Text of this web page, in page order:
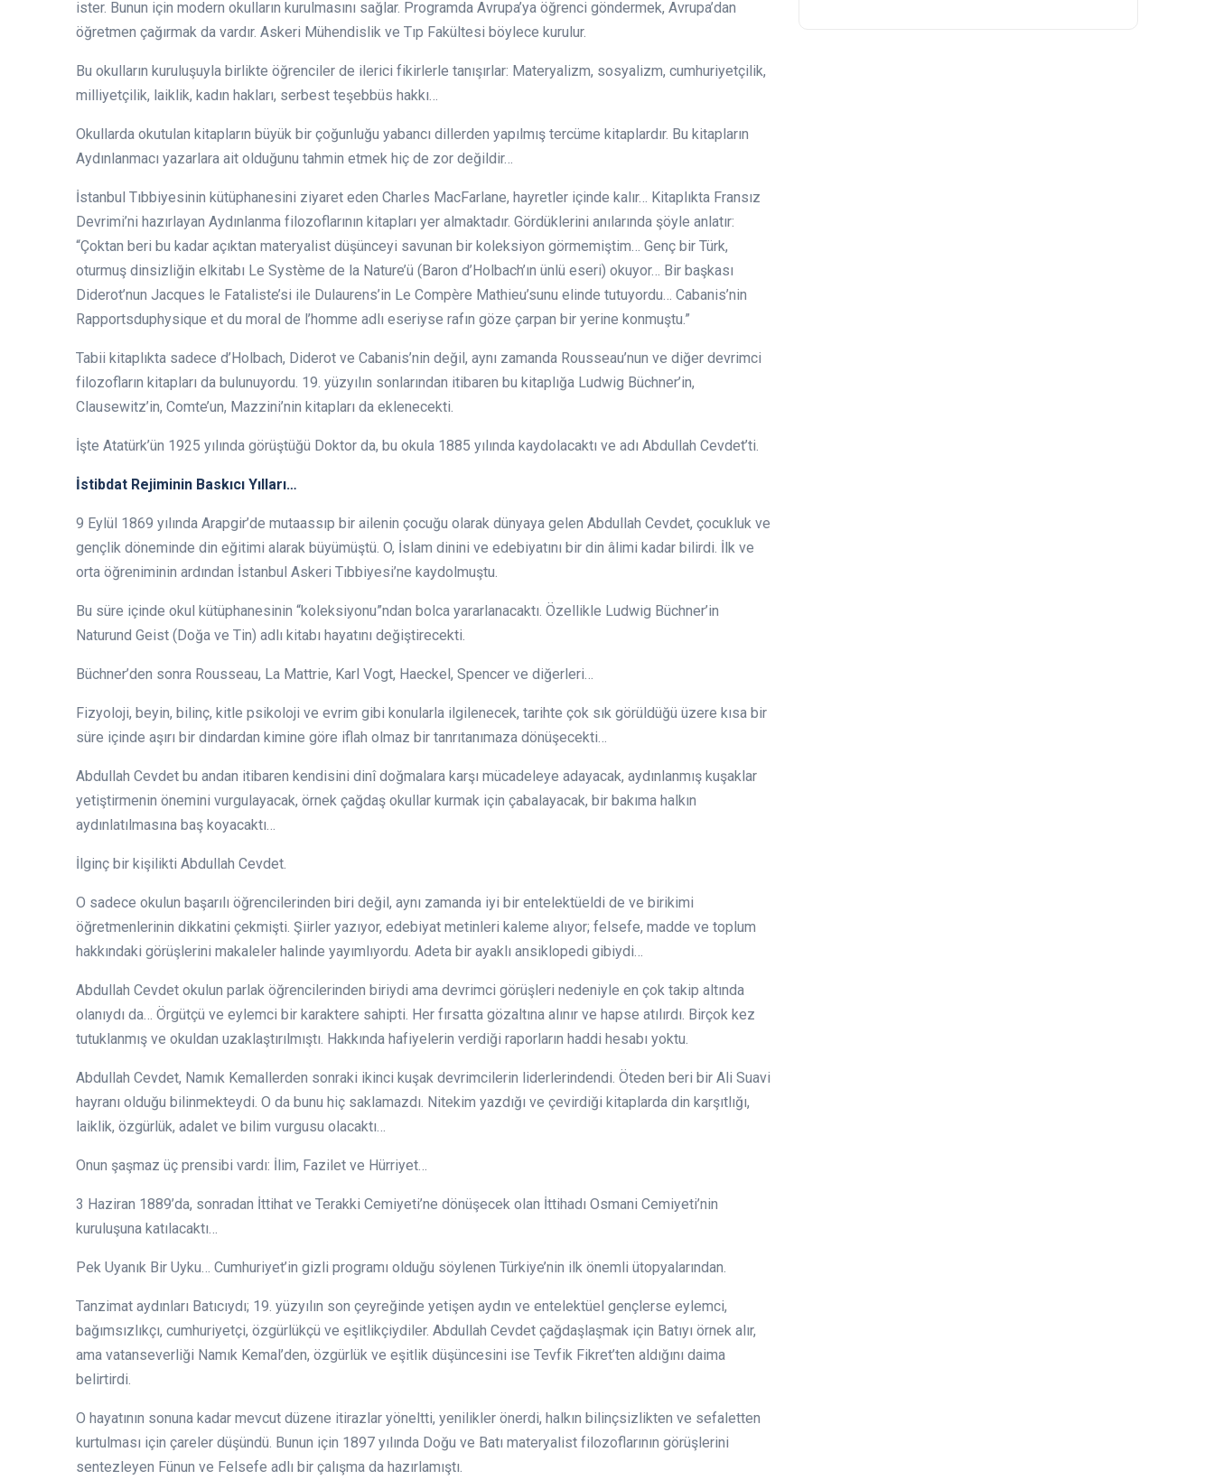
ister. Bunun için modern okulların kurulmasını sağlar. Programda Avrupa’ya öğrenci göndermek, Avrupa’dan
öğretmen çağırmak da vardır. Askeri Mühendislik ve Tıp Fakültesi böylece kurulur.
Bu okulların kuruluşuyla birlikte öğrenciler de ilerici fikirlerle tanışırlar: Materyalizm, sosyalizm, cumhuriyetçilik,
milliyetçilik, laiklik, kadın hakları, serbest teşebbüs hakkı…
Okullarda okutulan kitapların büyük bir çoğunluğu yabancı dillerden yapılmış tercüme kitaplardır. Bu kitapların
Aydınlanmacı yazarlara ait olduğunu tahmin etmek hiç de zor değildir…
İstanbul Tıbbiyesinin kütüphanesini ziyaret eden Charles MacFarlane, hayretler içinde kalır… Kitaplıkta Fransız
Devrimi’ni hazırlayan Aydınlanma filozoflarının kitapları yer almaktadır. Gördüklerini anılarında şöyle anlatır:
“Çoktan beri bu kadar açıktan materyalist düşünceyi savunan bir koleksiyon görmemiştim… Genç bir Türk,
oturmuş dinsizliğin elkitabı Le Système de la Nature’ü (Baron d’Holbach’ın ünlü eseri) okuyor… Bir başkası
Diderot’nun Jacques le Fataliste’si ile Dulaurens’in Le Compère Mathieu’sunu elinde tutuyordu… Cabanis’nin
Rapportsduphysique et du moral de l’homme adlı eseriyse rafın göze çarpan bir yerine konmuştu.”
Tabii kitaplıkta sadece d’Holbach, Diderot ve Cabanis’nin değil, aynı zamanda Rousseau’nun ve diğer devrimci
filozofların kitapları da bulunuyordu. 19. yüzyılın sonlarından itibaren bu kitaplığa Ludwig Büchner’in,
Clausewitz’in, Comte’un, Mazzini’nin kitapları da eklenecekti.
İşte Atatürk’ün 1925 yılında görüştüğü Doktor da, bu okula 1885 yılında kaydolacaktı ve adı Abdullah Cevdet’ti.
İstibdat Rejiminin Baskıcı Yılları…
9 Eylül 1869 yılında Arapgir’de mutaassıp bir ailenin çocuğu olarak dünyaya gelen Abdullah Cevdet, çocukluk ve
gençlik döneminde din eğitimi alarak büyümüştü. O, İslam dinini ve edebiyatını bir din âlimi kadar bilirdi. İlk ve
orta öğreniminin ardından İstanbul Askeri Tıbbiyesi’ne kaydolmuştu.
Bu süre içinde okul kütüphanesinin “koleksiyonu”ndan bolca yararlanacaktı. Özellikle Ludwig Büchner’in
Naturund Geist (Doğa ve Tin) adlı kitabı hayatını değiştirecekti.
Büchner’den sonra Rousseau, La Mattrie, Karl Vogt, Haeckel, Spencer ve diğerleri…
Fizyoloji, beyin, bilinç, kitle psikoloji ve evrim gibi konularla ilgilenecek, tarihte çok sık görüldüğü üzere kısa bir
süre içinde aşırı bir dindardan kimine göre iflah olmaz bir tanrıtanımaza dönüşecekti…
Abdullah Cevdet bu andan itibaren kendisini dinî doğmalara karşı mücadeleye adayacak, aydınlanmış kuşaklar
yetiştirmenin önemini vurgulayacak, örnek çağdaş okullar kurmak için çabalayacak, bir bakıma halkın
aydınlatılmasına baş koyacaktı…
İlginç bir kişilikti Abdullah Cevdet.
O sadece okulun başarılı öğrencilerinden biri değil, aynı zamanda iyi bir entelektüeldi de ve birikimi
öğretmenlerinin dikkatini çekmişti. Şiirler yazıyor, edebiyat metinleri kaleme alıyor; felsefe, madde ve toplum
hakkındaki görüşlerini makaleler halinde yayımlıyordu. Adeta bir ayaklı ansiklopedi gibiydi…
Abdullah Cevdet okulun parlak öğrencilerinden biriydi ama devrimci görüşleri nedeniyle en çok takip altında
olanıydı da… Örgütçü ve eylemci bir karaktere sahipti. Her fırsatta gözaltına alınır ve hapse atılırdı. Birçok kez
tutuklanmış ve okuldan uzaklaştırılmıştı. Hakkında hafiyelerin verdiği raporların haddi hesabı yoktu.
Abdullah Cevdet, Namık Kemallerden sonraki ikinci kuşak devrimcilerin liderlerindendi. Öteden beri bir Ali Suavi
hayranı olduğu bilinmekteydi. O da bunu hiç saklamazdı. Nitekim yazdığı ve çevirdiği kitaplarda din karşıtlığı,
laiklik, özgürlük, adalet ve bilim vurgusu olacaktı…
Onun şaşmaz üç prensibi vardı: İlim, Fazilet ve Hürriyet…
3 Haziran 1889’da, sonradan İttihat ve Terakki Cemiyeti’ne dönüşecek olan İttihadı Osmani Cemiyeti’nin
kuruluşuna katılacaktı…
Pek Uyanık Bir Uyku… Cumhuriyet’in gizli programı olduğu söylenen Türkiye’nin ilk önemli ütopyalarından.
Tanzimat aydınları Batıcıydı; 19. yüzyılın son çeyreğinde yetişen aydın ve entelektüel gençlerse eylemci,
bağımsızlıkçı, cumhuriyetçi, özgürlükçü ve eşitlikçiydiler. Abdullah Cevdet çağdaşlaşmak için Batıyı örnek alır,
ama vatanseverliği Namık Kemal’den, özgürlük ve eşitlik düşüncesini ise Tevfik Fikret’ten aldığını daima
belirtirdi.
O hayatının sonuna kadar mevcut düzene itirazlar yöneltti, yenilikler önerdi, halkın bilinçsizlikten ve sefaletten
kurtulması için çareler düşündü. Bunun için 1897 yılında Doğu ve Batı materyalist filozoflarının görüşlerini
sentezleyen Fünun ve Felsefe adlı bir çalışma da hazırlamıştı.